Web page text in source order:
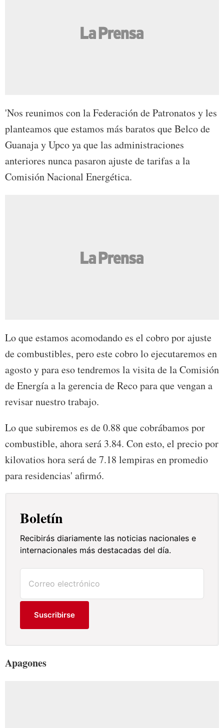
'Nos reunimos con la Federación de Patronatos y les
planteamos que estamos más baratos que Belco de
Guanaja y Upco ya que las administraciones
anteriores nunca pasaron ajuste de tarifas a la
Comisión Nacional Energética.
Lo que estamos acomodando es el cobro por ajuste
de combustibles, pero este cobro lo ejecutaremos en
agosto y para eso tendremos la visita de la Comisión
de Energía a la gerencia de Reco para que vengan a
revisar nuestro trabajo.
Lo que subiremos es de 0.88 que cobrábamos por
combustible, ahora será 3.84. Con esto, el precio por
kilovatios hora será de 7.18 lempiras en promedio
para residencias' afirmó.
Boletín
Recibirás diariamente las noticias nacionales e
internacionales más destacadas del día.
Suscribirse
Apagones